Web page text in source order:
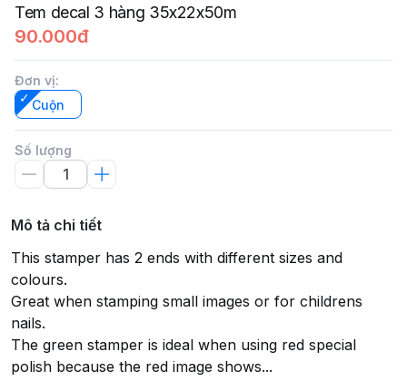
Tem decal 3 hàng 35x22x50m
90.000đ
Đơn vị:
Cuộn
Số lượng
Mô tả chi tiết
This stamper has 2 ends with different sizes and
colours.
Great when stamping small images or for childrens
nails.
The green stamper is ideal when using red special
polish because the red image shows...